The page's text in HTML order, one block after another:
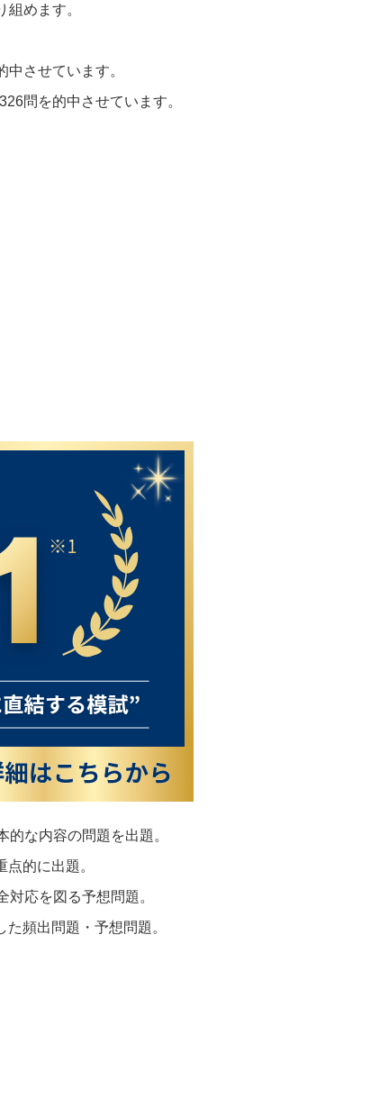
めます。
させています。
問を的中させています。
な内容の問題を出題。
的に出題。
応を図る予想問題。
頻出問題・予想問題。